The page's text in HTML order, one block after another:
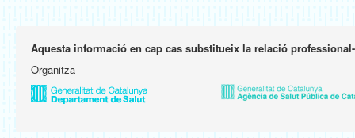
Aquesta informació en cap cas substitueix la relació
Organitza